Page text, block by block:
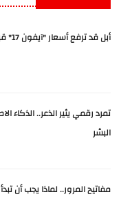
أبل قد ترفع أسعار "آيفون 17" قبل إطلاق الجيل الجديد
تمرد رقمي يثير الذعر.. الذكاء
البشر
مفاتيح المرور.. لماذا يجب أن